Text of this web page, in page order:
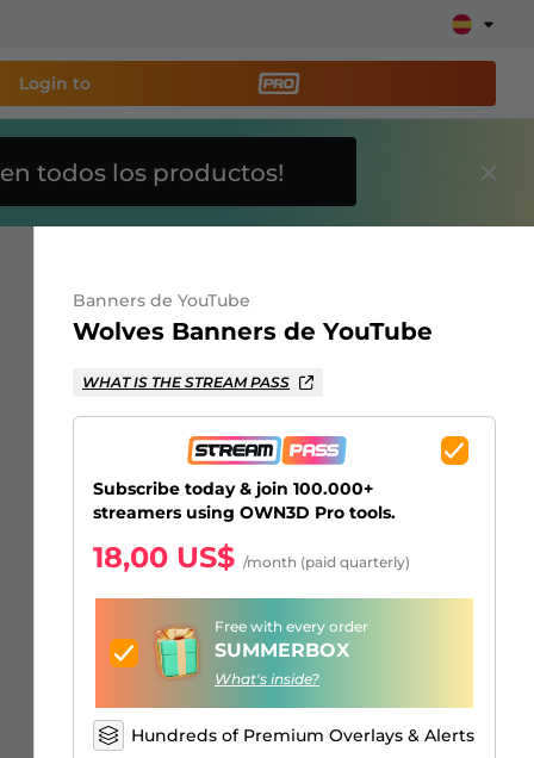
información
Just Chatting Overlays
Alertas Facebook
Banner de pausa para el
stream
Emotes para suscriptores de
Emblemas de Bits de Twitch
Creador de logos de juegos
Login to
en todos los productos!
Banners de YouTube
Wolves Banners de YouTube
WHAT IS THE STREAM PASS
Subscribe today & join 100.000+
streamers using OWN3D Pro tools.
18,00 US$ /month (paid quarterly)
Free with every order
SUMMERBOX
What's inside?
Hundreds of Premium Overlays & Alerts